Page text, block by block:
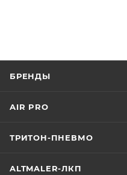
БРЕНДЫ
AIR PRO
ТРИТОН-ПНЕВМО
ALTMALER-ЛКП